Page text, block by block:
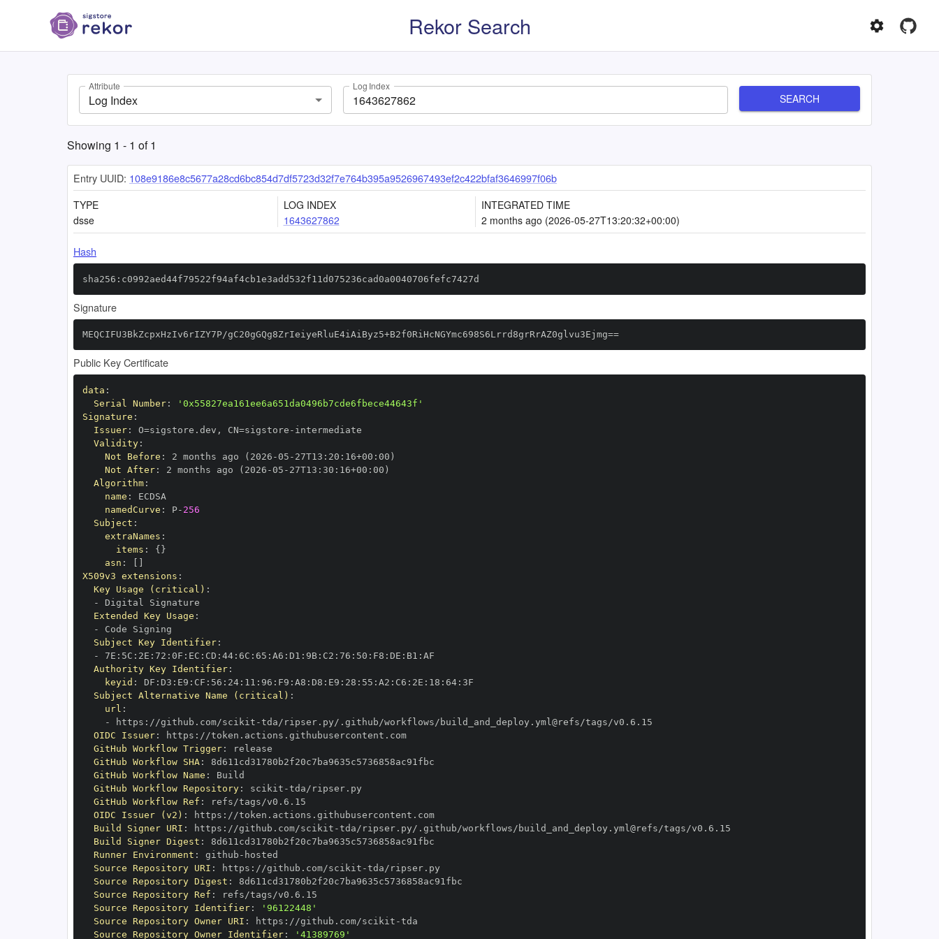
Rekor Search
Attribute
Log Index
Log Index
SEARCH
Showing 1 - 1 of1
Entry UUID: 108e9186e8c5677a28cd6bc854d7df5723d32f7e764b395a9526967493ef2c422bfaf3646997f06b
TYPE
dsse
LOG INDEX
1643627862
INTEGRATED TIME
2 months ago (2026-05-27T13:20:32+00:00)
Hash
sha256:c0992aed44f79522f94af4cb1e3add532f11d075236cad0a0040706fefc7427d
Signature
MEQCIFU3BkZcpxHzIv6rIZY7P/gC20gGQg8ZrIeiyeRluE4iAiByz5+B2f0RiHcNGYmc698S6Lrrd8grRrAZ0glvu3Ejmg==
Public Key Certificate
data :
Serial Number:
'0x55827ea161ee6a651da0496b7cde6fbece44643f'
Signature :
Issuer: O=sigstore.dev , CN=sigstore -
Validity:
Not Before : 2 months ago (2026 -05 - 27T13 : 20 : 16+00 :
Not After: 2 months ago (2026 -05 - 27T13 : 30 : 16+00 :
Algorithm:
name :
namedCurve : P- 256
Subject :
extraNames :
items : { }
asn :
X509v3 extensions :
Key Usage (critical) :
-
Extended Key Usage :
-
Subject Key Identifier:
-
7E : 5C : 2E : 72 : 0F : EC : CD : 44: 6C : 65 : A6 : D1 : 9B: C2 : 76 : 50 : F8 : DE : B1 :
Authority Key Identifier:
keyid : DF : D3 : E9 : CF : 56 : 24: 11 : 96 : F9 : A8 : D8 : E9 : 28 : 55 : A2 : C6 : 2E : 18 : 64:
Subject Alternative Name (critical) :
url :
-
https : //github.com/scikit -
OIDC Issuer: https :
//token.actions.githubusercontent.com
GitHub Workflow Trigger:
GitHub Workflow SHA:
GitHub Workflow Name :
GitHub Workflow Repository: scikit -
GitHub Workflow Ref :
OIDC Issuer (v2) : https :
//token.actions.githubusercontent.com
Build Signer URI : https : //github.com/scikit -
Build Signer Digest :
Runner Environment : github -
Source Repository URI : https : //github.com/scikit -
Source Repository Digest :
Source Repository Ref :
Source Repository Identifier:
'96122448'
Source Repository Owner URI : https : //github.com/scikit -
Source Repository Owner Identifier: '41389769'